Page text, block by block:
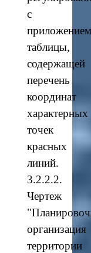
с
приложением
таблицы,
содержащей
перечень
координат
характерных
точек
красных
линий.
3.2.2.2.
Чертеж
организация
территории